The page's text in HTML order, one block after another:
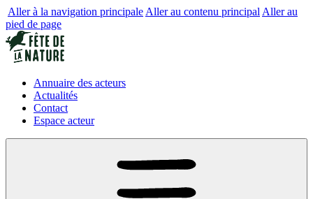
Aller à la navigation principale Aller au contenu principal Aller au
pied de page
Annuaire des acteurs
Actualités
Contact
Espace acteur